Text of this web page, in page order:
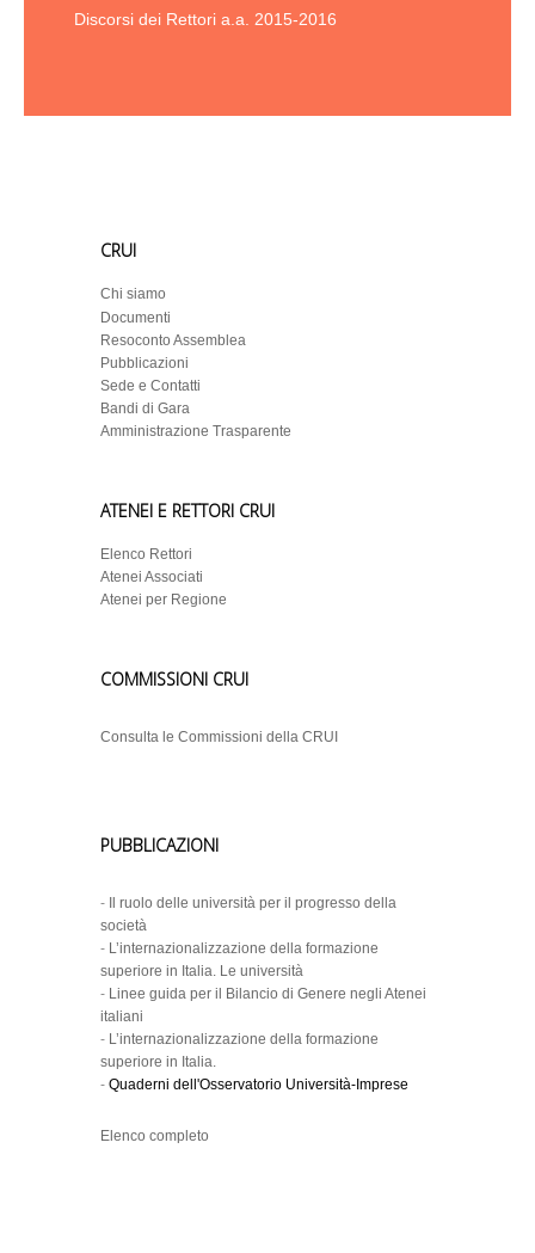
Discorsi dei Rettori a.a. 2015-2016
CRUI
Chi siamo
Documenti
Resoconto Assemblea
Pubblicazioni
Sede e Contatti
Bandi di Gara
Amministrazione Trasparente
ATENEI E RETTORI CRUI
Elenco Rettori
Atenei Associati
Atenei per Regione
COMMISSIONI CRUI
Consulta le Commissioni della CRUI
PUBBLICAZIONI
-
Il ruolo delle università per il progresso della
società
- L’internazionalizzazione della formazione
superiore in Italia. Le università
- Linee guida per il Bilancio di Genere negli Atenei
italiani
- L’internazionalizzazione della formazione
superiore in Italia.
- Quaderni dell'Osservatorio Università-Imprese
Elenco completo